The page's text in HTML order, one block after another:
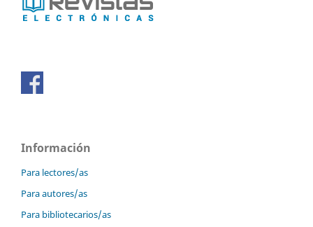
Información
Para lectores/as
Para autores/as
Para bibliotecarios/as